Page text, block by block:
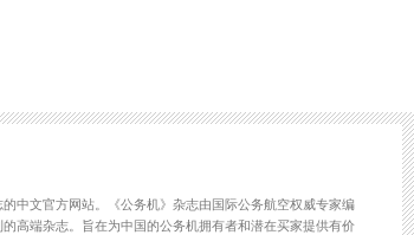
中文官方网站。《公务机》杂志由国际公务航空权威专家编
高端杂志。旨在为中国的公务机拥有者和潜在买家提供有价